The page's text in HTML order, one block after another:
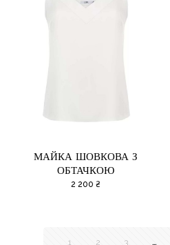
МАЙКА ШОВКОВА З
ОБТАЧКОЮ
2 200₴
1 2 3 …